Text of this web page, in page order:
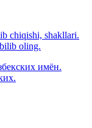
chiqishi, shakllari.
oling.
имён.